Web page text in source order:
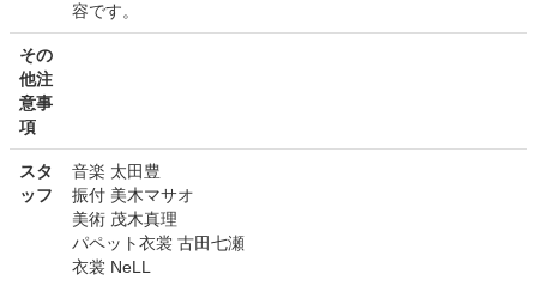
容です。
その
他注
意事
項
スタ
ッフ
音楽 太田豊
振付 美木マサオ
美術 茂木真理
パペット衣裳 古田七瀬
衣裳 NeLL